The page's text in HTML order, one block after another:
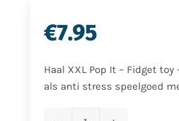
€7.95
Haal XXL Pop It – Fidget
als anti stress speelgoed